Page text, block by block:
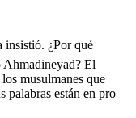
¿Por qué
Ahmadineyad? El
musulmanes que
palabras están en pro